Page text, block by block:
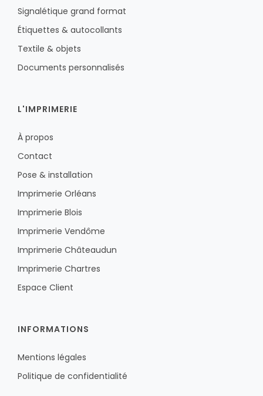
Signalétique grand format
Étiquettes & autocollants
Textile & objets
Documents personnalisés
L'IMPRIMERIE
À propos
Contact
Pose & installation
Imprimerie Orléans
Imprimerie Blois
Imprimerie Vendôme
Imprimerie Châteaudun
Imprimerie Chartres
Espace Client
INFORMATIONS
Mentions légales
Politique de confidentialité